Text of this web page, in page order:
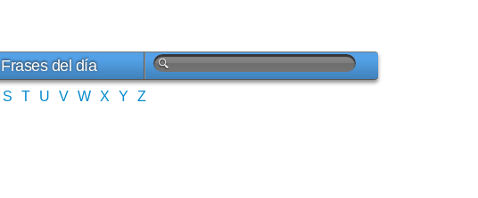
Frases del día
S T U V W X Y Z